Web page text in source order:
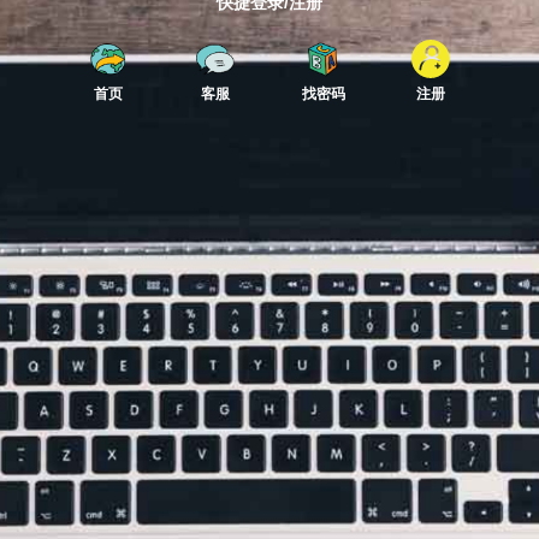
首页 客服 找密码 注册